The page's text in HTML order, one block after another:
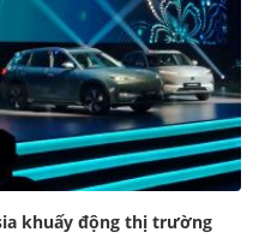
khuấy động thị trường